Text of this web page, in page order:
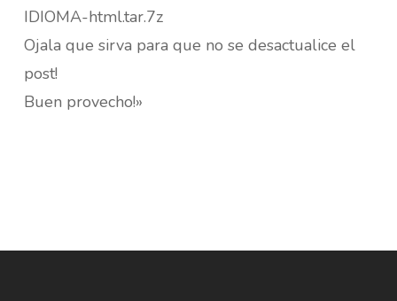
IDIOMA-html.tar.7z
Ojala que sirva para que no se desactualice el
post!
Buen provecho!»